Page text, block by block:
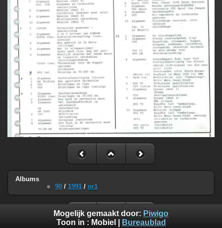
Albums
90 / 1991 / nr1
Mogelijk gemaakt door: Piwigo
Toon in : Mobiel Bureaublad